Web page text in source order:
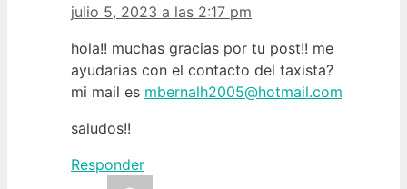
julio 5, 2023 a las 2:17 pm
hola!! muchas gracias por tu post!! me
ayudarias con el contacto del taxista?
mi mail es mbernalh2005@hotmail.com
saludos!!
Responder